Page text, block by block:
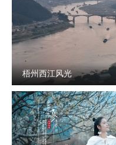
梧州西江风光